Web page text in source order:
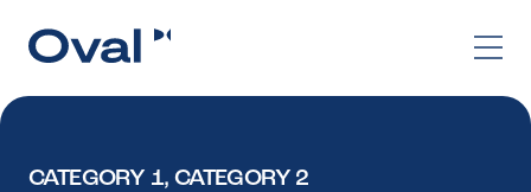
CATEGORY 1, CATEGORY 2